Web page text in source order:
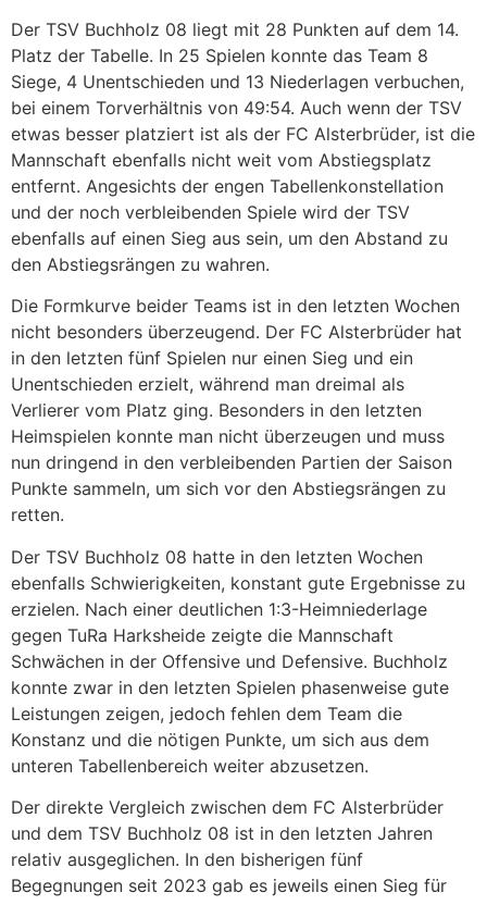
Der TSV Buchholz 08 liegt mit 28 Punkten auf dem 14.
Platz der Tabelle. In 25 Spielen konnte das Team 8
Siege, 4 Unentschieden und 13 Niederlagen verbuchen,
bei einem Torverhältnis von 49:54. Auch wenn der TSV
etwas besser platziert ist als der FC Alsterbrüder, ist die
Mannschaft ebenfalls nicht weit vom Abstiegsplatz
entfernt. Angesichts der engen Tabellenkonstellation
und der noch verbleibenden Spiele wird der TSV
ebenfalls auf einen Sieg aus sein, um den Abstand zu
den Abstiegsrängen zu wahren.
Die Formkurve beider Teams ist in den letzten Wochen
nicht besonders überzeugend. Der FC Alsterbrüder hat
in den letzten fünf Spielen nur einen Sieg und ein
Unentschieden erzielt, während man dreimal als
Verlierer vom Platz ging. Besonders in den letzten
Heimspielen konnte man nicht überzeugen und muss
nun dringend in den verbleibenden Partien der Saison
Punkte sammeln, um sich vor den Abstiegsrängen zu
retten.
Der TSV Buchholz 08 hatte in den letzten Wochen
ebenfalls Schwierigkeiten, konstant gute Ergebnisse zu
erzielen. Nach einer deutlichen 1:3-Heimniederlage
gegen TuRa Harksheide zeigte die Mannschaft
Schwächen in der Offensive und Defensive. Buchholz
konnte zwar in den letzten Spielen phasenweise gute
Leistungen zeigen, jedoch fehlen dem Team die
Konstanz und die nötigen Punkte, um sich aus dem
unteren Tabellenbereich weiter abzusetzen.
Der direkte Vergleich zwischen dem FC Alsterbrüder
und dem TSV Buchholz 08 ist in den letzten Jahren
relativ ausgeglichen. In den bisherigen fünf
Begegnungen seit 2023 gab es jeweils einen Sieg für